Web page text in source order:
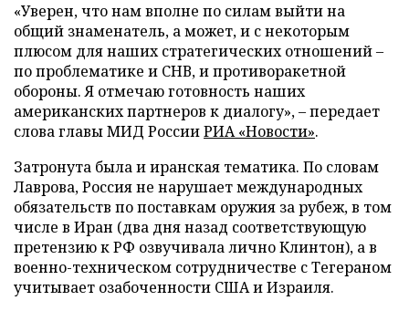
«Уверен, что нам вполне по силам выйти на
общий знаменатель, а может, и с некоторым
плюсом для наших стратегических отношений –
по проблематике и СНВ, и противоракетной
обороны. Я отмечаю готовность наших
американских партнеров к диалогу», – передает
слова главы МИД РоссииРИА «Новости».
Затронута была и иранская тематика. По словам
Лаврова, Россия не нарушает международных
обязательств по поставкам оружия за рубеж, в том
числе в Иран (два дня назад соответствующую
претензию к РФ озвучивала лично Клинтон), а в
военно-техническом сотрудничестве с Тегераном
учитывает озабоченности США и Израиля.